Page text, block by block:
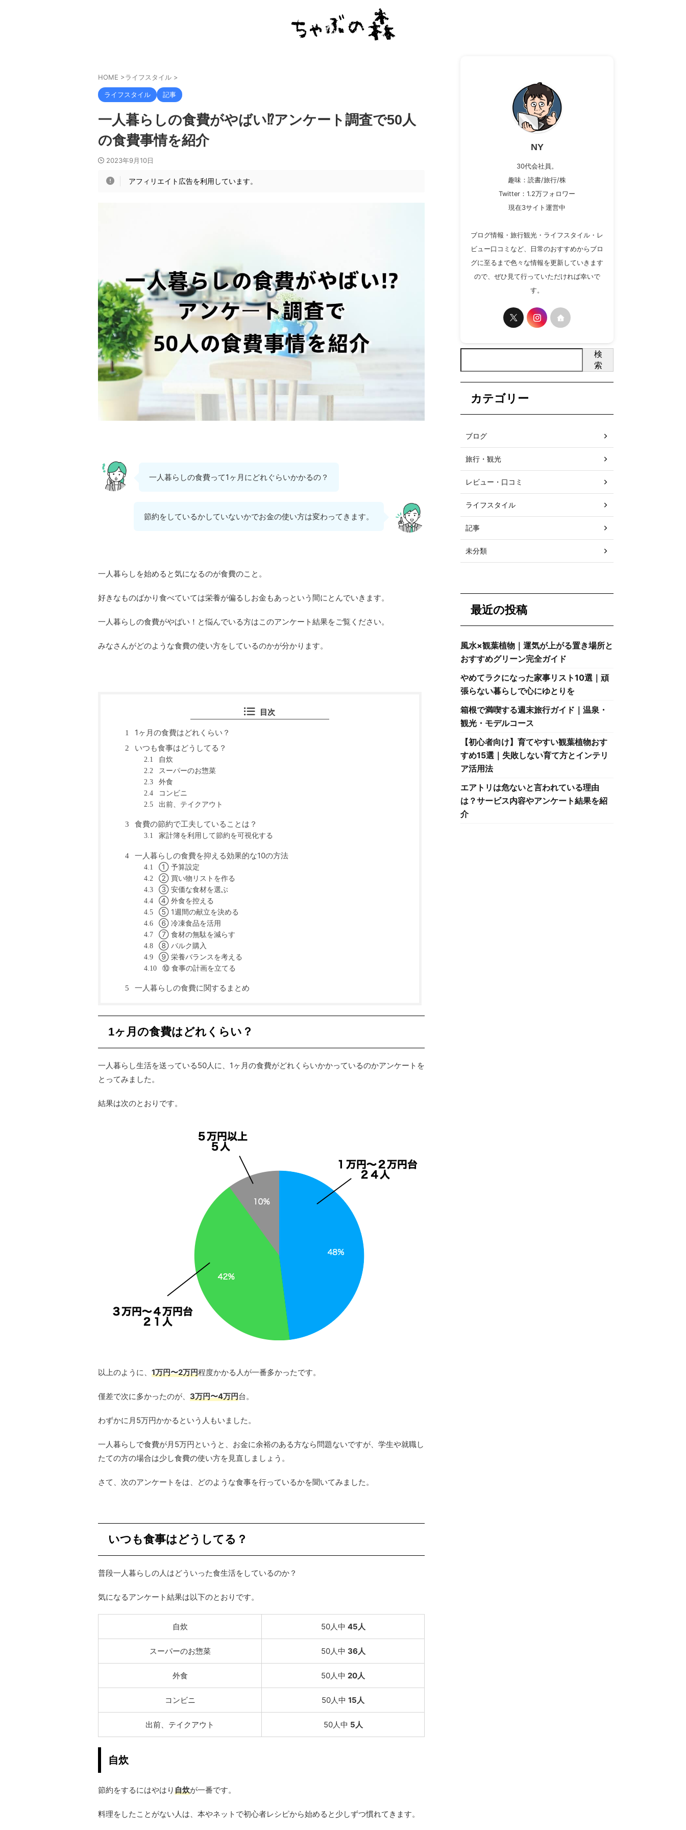
HOME >ライフスタイル >
ライフスタイル 記事
一人暮らしの食費がやばい⁉︎アンケート調査で50人
の食費事情を紹介
2023年9月10日
アフィリエイト広告を利用しています。
一人暮らしの食費って1ヶ月にどれぐらいかかるの？
節約をしているかしていないかでお金の使い方は変わってきます。
一人暮らしを始めると気になるのが食費のこと。
好きなものばかり食べていては栄養が偏るしお金もあっという間にとんでいきます。
一人暮らしの食費がやばい！と悩んでいる方はこのアンケート結果をご覧ください。
みなさんがどのような食費の使い方をしているのかが分かります。
目次
1 1ヶ月の食費はどれくらい？
2 いつも食事はどうしてる？
2.1 自炊
2.2 スーパーのお惣菜
2.3 外食
2.4 コンビニ
2.5 出前、テイクアウト
3 食費の節約で工夫していることは？
3.1 家計簿を利用して節約を可視化する
4 一人暮らしの食費を抑える効果的な10の方法
4.1 ① 予算設定
4.2 ② 買い物リストを作る
4.3 ③ 安価な食材を選ぶ
4.4 ④ 外食を控える
4.5 ⑤ 1週間の献立を決める
4.6 ⑥ 冷凍食品を活用
4.7 ⑦ 食材の無駄を減らす
4.8 ⑧ バルク購入
4.9 ⑨ 栄養バランスを考える
4.10 ⑩ 食事の計画を立てる
5 一人暮らしの食費に関するまとめ
1ヶ月の食費はどれくらい？
一人暮らし生活を送っている50人に、1ヶ月の食費がどれくらいかかっているのかアンケートを
とってみました。
結果は次のとおりです。
以上のように、 1万円〜2万円程度かかる人が一番多かったです。
僅差で次に多かったのが、 3万円〜4万円台。
わずかに月5万円かかるという人もいました。
一人暮らしで食費が月5万円というと、お金に余裕のある方なら問題ないですが、学生や就職し
たての方の場合は少し食費の使い方を見直しましょう。
さて、次のアンケートをは、どのような食事を行っているかを聞いてみました。
いつも食事はどうしてる？
普段一人暮らしの人はどういった食生活をしているのか？
気になるアンケート結果は以下のとおりです。
自炊 50人中 45人
スーパーのお惣菜 50人中 36人
外食 50人中 20人
コンビニ 50人中 15人
出前、テイクアウト 50人中 5人
自炊
節約をするにはやはり自炊が一番です。
料理をしたことがない人は、本やネットで初心者レシピから始めると少しずつ慣れてきます。
NY
30代会社員。
趣味：読書/旅行/株
Twitter：1.2万フォロワー
現在3サイト運営中
ブログ情報・旅行観光・ライフスタイル・レ
ビュー口コミなど、日常のおすすめからブロ
グに至るまで色々な情報を更新していきます
ので、ぜひ見て行っていただければ幸いで
す。
検
索
カテゴリー
ブログ
旅行・観光
レビュー・口コミ
ライフスタイル
記事
未分類
最近の投稿
風水×観葉植物｜運気が上がる置き場所と
おすすめグリーン完全ガイド
やめてラクになった家事リスト10選｜頑
張らない暮らしで心にゆとりを
箱根で満喫する週末旅行ガイド｜温泉・
観光・モデルコース
【初心者向け】育てやすい観葉植物おす
すめ15選｜失敗しない育て方とインテリ
ア活用法
エアトリは危ないと言われている理由
は？サービス内容やアンケート結果を紹
介